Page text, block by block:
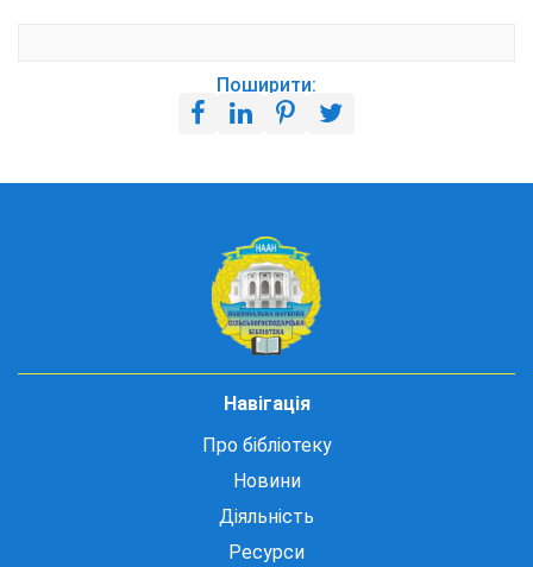
Поширити:
Навігація
Про бібліотеку
Новини
Діяльність
Ресурси